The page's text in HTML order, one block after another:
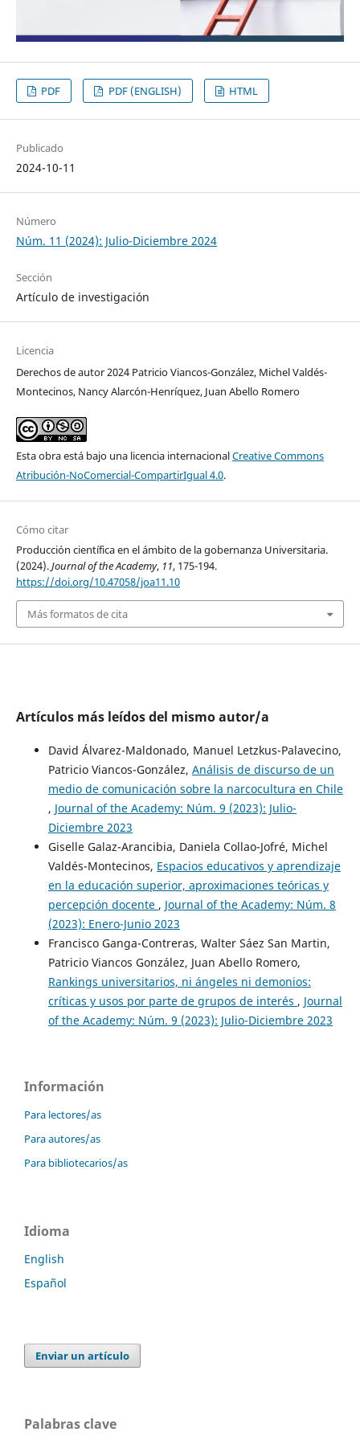
PDF PDF (ENGLISH) HTML
Publicado
2024-10-11
Número
Núm. 11 (2024): Julio-Diciembre 2024
Sección
Artículo de investigación
Licencia
Derechos de autor 2024 Patricio Viancos-González, Michel Valdés-
Montecinos, Nancy Alarcón-Henríquez, Juan Abello Romero
Esta obra está bajo una licencia internacionalCreative Commons
Atribución-NoComercial-CompartirIgual 4.0.
Cómo citar
Producción científica en el ámbito de la gobernanza Universitaria.
(2024).Journal of the Academy, 11, 175-194.
https://doi.org/10.47058/joa11.10
Más formatos de cita
Artículos más leídos del mismo autor/a
David Álvarez-Maldonado, Manuel Letzkus-Palavecino,
Patricio Viancos-González, Análisis de discurso de un
medio de comunicación sobre la narcocultura en Chile
, Journal of the Academy: Núm. 9 (2023): Julio-
Diciembre 2023
Giselle Galaz-Arancibia, Daniela Collao-Jofré, Michel
Valdés-Montecinos, Espacios educativos y aprendizaje
en la educación superior, aproximaciones teóricas y
percepción docente , Journal of the Academy: Núm. 8
(2023): Enero-Junio 2023
Francisco Ganga-Contreras, Walter Sáez San Martin,
Patricio Viancos González, Juan Abello Romero,
Rankings universitarios, ni ángeles ni demonios:
críticas y usos por parte de grupos de interés , Journal
of the Academy: Núm. 9 (2023): Julio-Diciembre 2023
Información
Para lectores/as
Para autores/as
Para bibliotecarios/as
Idioma
English
Español
Enviar un artículo
Palabras clave